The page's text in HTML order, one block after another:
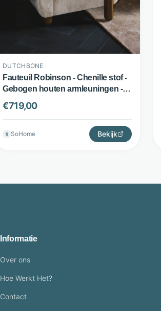
DUTCHBONE
Fauteuil Robinson - Chenille stof -
Gebogen houten armleuningen -
Beige - Dutchbone
€719,00
S SoHome Bekijk
Informatie
Over ons
Hoe Werkt Het?
Contact